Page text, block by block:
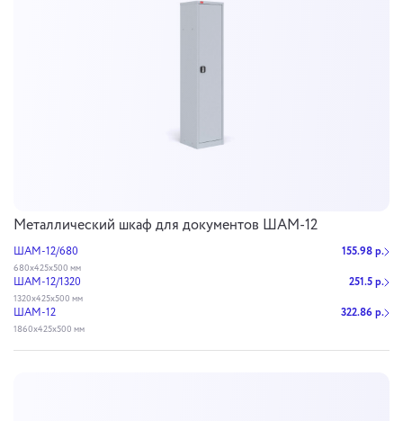
Металлический шкаф для документов ШАМ-12
ШАМ-12/680 155.98 р.
680х425х500 мм
ШАМ-12/1320 251.5 р.
1320х425х500 мм
ШАМ-12 322.86 р.
1860х425х500 мм